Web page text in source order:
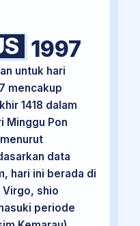
1997
untuk hari
mencakup
1418 dalam
Minggu Pon
data
hari ini berada di
Virgo, shio
periode